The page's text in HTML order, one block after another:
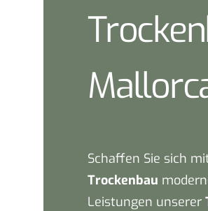
Schaffen Sie sich
Trockenbau
Leistungen unserer